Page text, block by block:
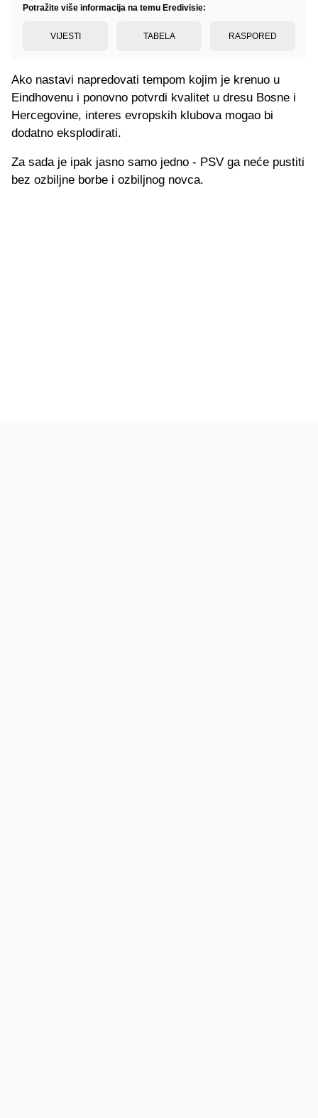
Potražite više informacija na temu Eredivisie:
VIJESTI TABELA RASPORED
Ako nastavi napredovati tempom kojim je krenuo u
Eindhovenu i ponovno potvrdi kvalitet u dresu Bosne i
Hercegovine, interes evropskih klubova mogao bi
dodatno eksplodirati.
Za sada je ipak jasno samo jedno - PSV ga neće pustiti
bez ozbiljne borbe i ozbiljnog novca.